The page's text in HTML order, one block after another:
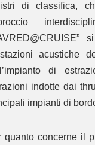
di classifica,
acustiche
di
indotte dai
impianti di
quanto concerne il